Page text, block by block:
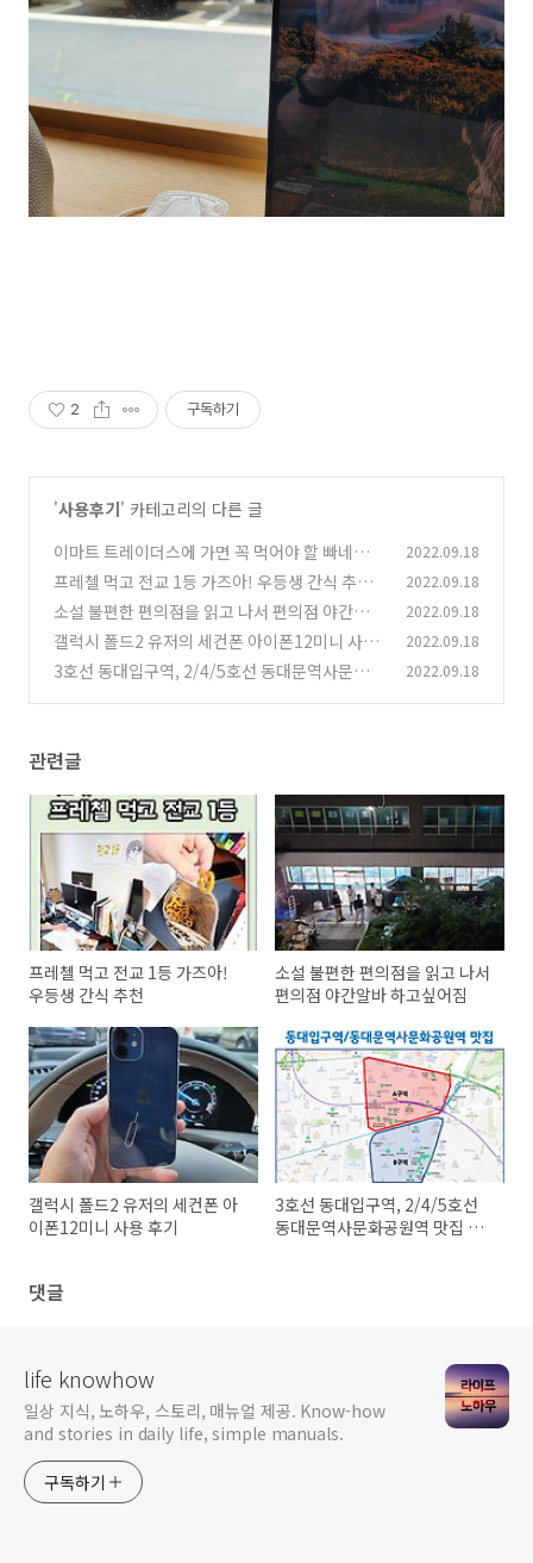
2 구독하기
'사용후기' 카테고리의 다른 글
이마트 트레이더스에 가면 꼭 먹어야 할 빠네파스
타와 쌀국수
(0)
2022.09.18
프레첼 먹고 전교 1등 가즈아! 우등생 간식 추천
(0)
2022.09.18
소설 불편한 편의점을 읽고 나서 편의점 야간알바
하고싶어짐 (0)
2022.09.18
갤럭시 폴드2 유저의 세컨폰 아이폰12미니 사용
후기
(0)
2022.09.18
3호선 동대입구역, 2/4/5호선 동대문역사문화공
2022.09.18
관련글
프레첼 먹고 전교 1등 가즈아!
우등생 간식 추천
소설 불편한 편의점을 읽고 나서
편의점 야간알바 하고싶어짐
갤럭시 폴드2 유저의 세컨폰 아
이폰12미니 사용 후기
3호선 동대입구역, 2/4/5호선
동대문역사문화공원역 맛집 분
댓글
life knowhow
일상 지식, 노하우, 스토리, 매뉴얼 제공. Know-how
and stories in daily life, simple manuals.
구독하기